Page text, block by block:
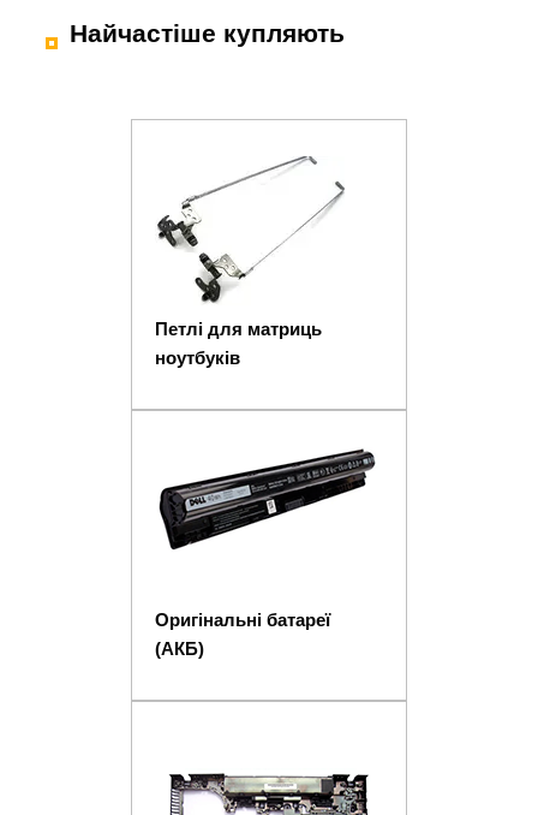
Найчастіше купляють
Петлі для матриць
ноутбуків
Оригінальні батареї
(АКБ)